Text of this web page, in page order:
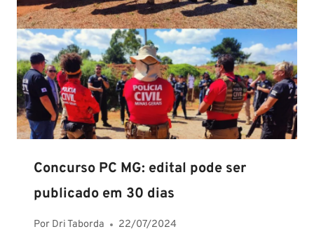
Concurso PC MG: edital pode ser
publicado em 30 dias
Por Dri Taborda 22/07/2024